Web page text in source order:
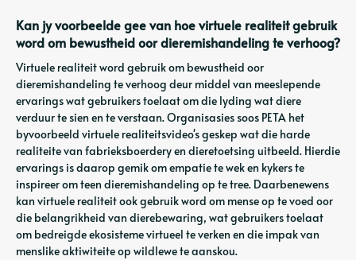
Kan jy voorbeelde gee van hoe virtuele realiteit gebruik
word om bewustheid oor dieremishandeling te verhoog?
Virtuele realiteit word gebruik om bewustheid oor
dieremishandeling te verhoog deur middel van meeslepende
ervarings wat gebruikers toelaat om die lyding wat diere
verduur te sien en te verstaan. Organisasies soos PETA het
byvoorbeeld virtuele realiteitsvideo's geskep wat die harde
realiteite van fabrieksboerdery en dieretoetsing uitbeeld. Hierdie
ervarings is daarop gemik om empatie te wek en kykers te
inspireer om teen dieremishandeling op te tree. Daarbenewens
kan virtuele realiteit ook gebruik word om mense op te voed oor
die belangrikheid van dierebewaring, wat gebruikers toelaat
om bedreigde ekosisteme virtueel te verken en die impak van
menslike aktiwiteite op wildlewe te aanskou.